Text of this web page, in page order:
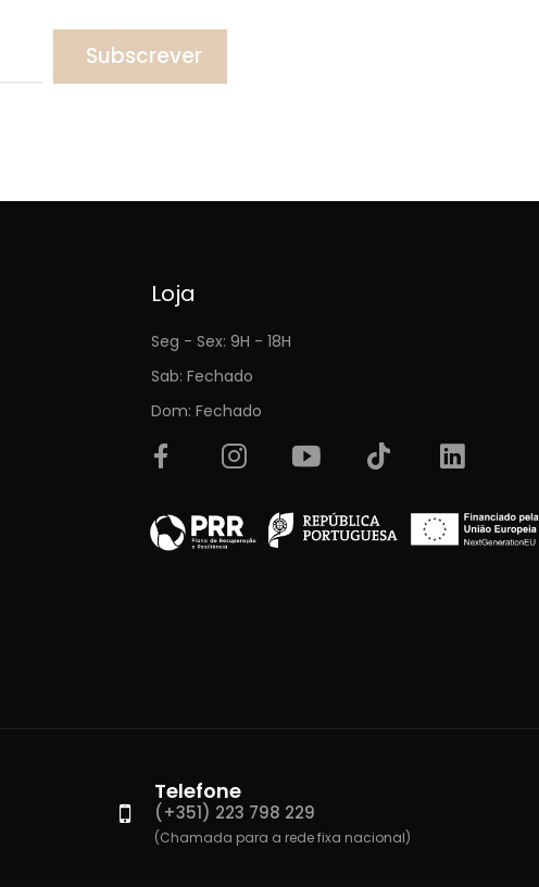
Subscrever
Loja
Seg - Sex: 9H - 18H
Sab: Fechado
Dom: Fechado
Telefone
(+351) 223 798 229
(Chamada para a rede fixa nacional)